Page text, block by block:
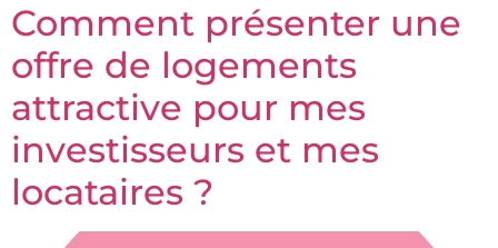
Comment présenter une
offre de logements
attractive pour mes
investisseurs et mes
locataires ?